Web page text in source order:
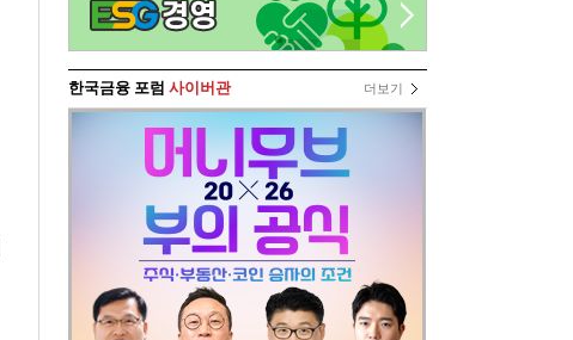
한국금융 포럼 사이버관 더보기